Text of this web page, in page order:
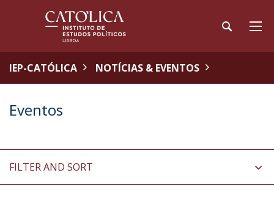
IEP-CATÓLICA NOTÍCIAS & EVENTOS
Eventos
FILTER AND SORT